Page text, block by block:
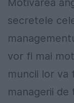
Motivarea
secretele
vor fi mai
muncii lor va
managerii de